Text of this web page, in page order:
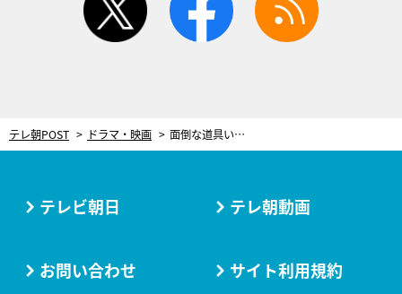
テレ朝POST ドラマ・映画 面倒な道具いらず！玉ねぎが目にしみない超簡単裏ワザに“W父親”松島聡＆白洲迅が驚愕
テレビ朝日 テレ朝動画
お問い合わせ サイト利用規約